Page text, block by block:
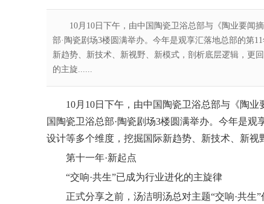
10月10日下午，由中国陶瓷卫浴总部与《陶业要闻
部·陶瓷剧场3楼圆满举办。今年是观享汇落地总部的第
新趋势、新技术、新视野、新模式，剖析底层逻辑，更
的主旋......
10月10日下午，由中国 陶瓷卫浴总部与《陶业
国陶瓷卫浴总部·陶瓷剧场3楼圆满举办。今年是观
设计等多个维度，挖掘国际新趋势、新技术、新视
第十一年·新起点
“交响·共生”已成为行业进化的主旋律
正式分享之前，汤洁明汤总对主题“交响·共